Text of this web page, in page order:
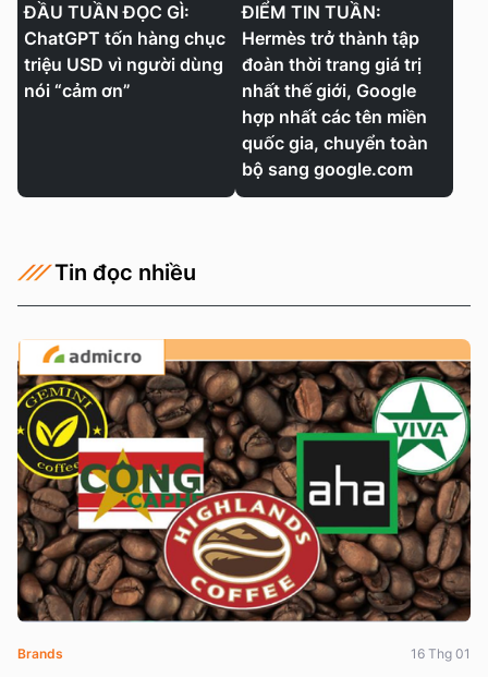
ĐẦU TUẦN ĐỌC GÌ:
ChatGPT tốn hàng chục
triệu USD vì người dùng
nói “cảm ơn”
ĐIỂM TIN TUẦN:
Hermès trở thành tập
đoàn thời trang giá trị
nhất thế giới, Google
hợp nhất các tên miền
quốc gia, chuyển toàn
bộ sang google.com
Tin đọc nhiều
Brands 16 Thg 01